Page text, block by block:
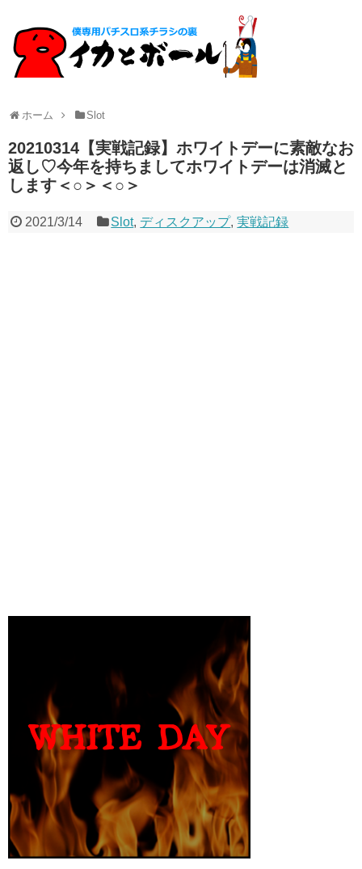
ホーム Slot
20210314【実戦記録】ホワイトデーに素敵なお
返し♡今年を持ちましてホワイトデーは消滅と
します＜○＞＜○＞
2021/3/14 Slot, ディスクアップ,実戦記録